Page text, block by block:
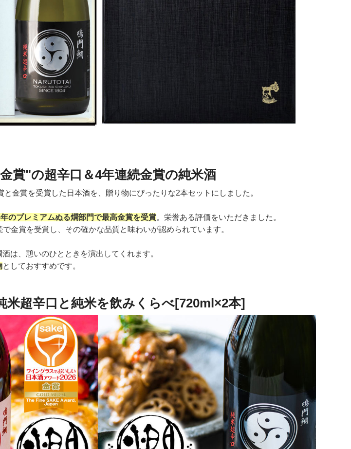
賞"の超辛口＆4年連続金賞の純米酒
金賞を受賞した日本酒を、贈り物にぴったりな2本セットにしました。
のプレミアムぬる燗部門で最高金賞を受賞。栄誉ある評価をいただきました。
金賞を受賞し、その確かな品質と味わいが認められています。
は、憩いのひとときを演出してくれます。
としておすすめです。
米超辛口と純米を飲みくらべ[720ml×2本]